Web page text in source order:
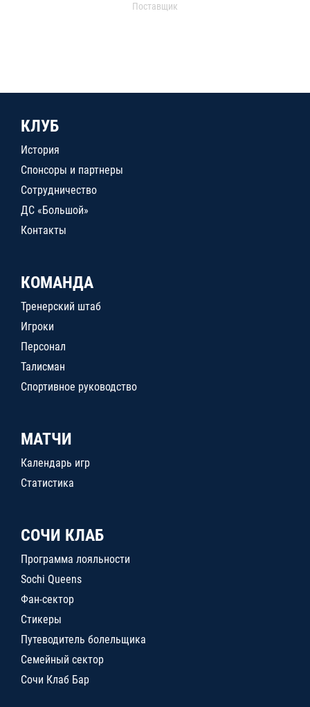
Поставщик
КЛУБ
История
Спонсоры и партнеры
Сотрудничество
ДС «Большой»
Контакты
КОМАНДА
Тренерский штаб
Игроки
Персонал
Талисман
Спортивное руководство
МАТЧИ
Календарь игр
Статистика
СОЧИ КЛАБ
Программа лояльности
Sochi Queens
Фан-сектор
Стикеры
Путеводитель болельщика
Семейный сектор
Сочи Клаб Бар